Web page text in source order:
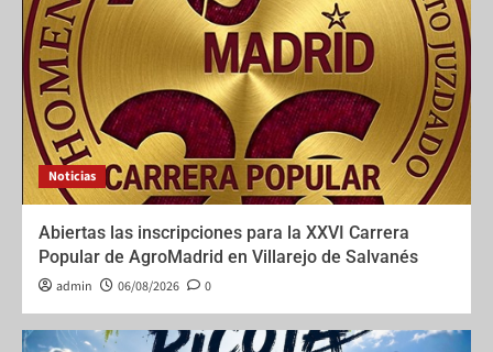
Noticias
Abiertas las inscripciones para la XXVI Carrera
Popular de AgroMadrid en Villarejo de Salvanés
admin 06/08/2026 0